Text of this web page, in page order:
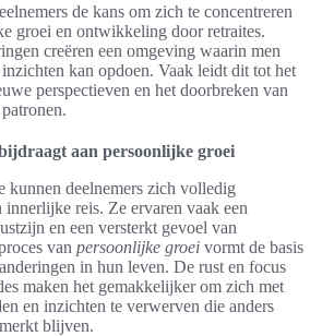
de kans om zich te concentreren
groei en ontwikkeling door retraites.
creëren een omgeving waarin men
kan opdoen. Vaak leidt dit tot het
perspectieven en het doorbreken van
aan persoonlijke groei
kunnen deelnemers zich volledig
reis. Ze ervaren vaak een
en een versterkt gevoel van
van persoonlijke groei vormt de basis
in hun leven. De rust en focus
maken het gemakkelijker om zich met
en inzichten te verwerven die anders
blijven.